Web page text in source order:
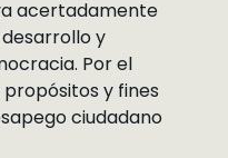
acertadamente
y
Por el
y fines
ciudadano